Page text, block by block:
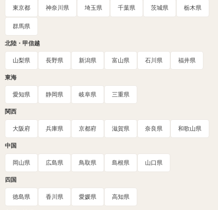
東京都 神奈川県 埼玉県 千葉県 茨城県 栃木県
群馬県
北陸・甲信越
山梨県 長野県 新潟県 富山県 石川県 福井県
東海
愛知県 静岡県 岐阜県 三重県
関西
大阪府 兵庫県 京都府 滋賀県 奈良県 和歌山県
中国
岡山県 広島県 鳥取県 島根県 山口県
四国
徳島県 香川県 愛媛県 高知県